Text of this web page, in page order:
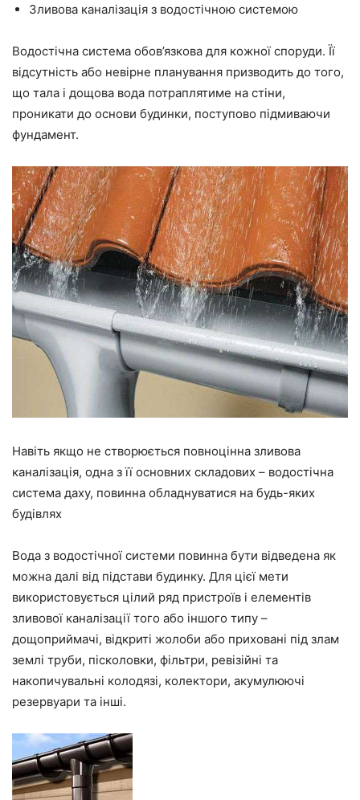
Зливова каналізація з водостічною системою
Водостічна система обов’язкова для кожної споруди. Її
відсутність або невірне планування призводить до того,
що тала і дощова вода потраплятиме на стіни,
проникати до основи будинки, поступово підмиваючи
фундамент.
Навіть якщо не створюється повноцінна зливова
каналізація, одна з її основних складових – водостічна
система даху, повинна обладнуватися на будь-яких
будівлях
Вода з водостічної системи повинна бути відведена як
можна далі від підстави будинку. Для цієї мети
використовується цілий ряд пристроїв і елементів
зливової каналізації того або іншого типу –
дощоприймачі, відкриті жолоби або приховані під злам
землі труби, пісколовки, фільтри, ревізійні та
накопичувальні колодязі, колектори, акумулюючі
резервуари та інші.